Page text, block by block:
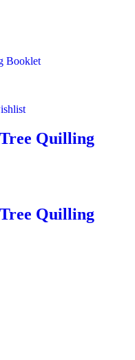
Quilling
Quilling